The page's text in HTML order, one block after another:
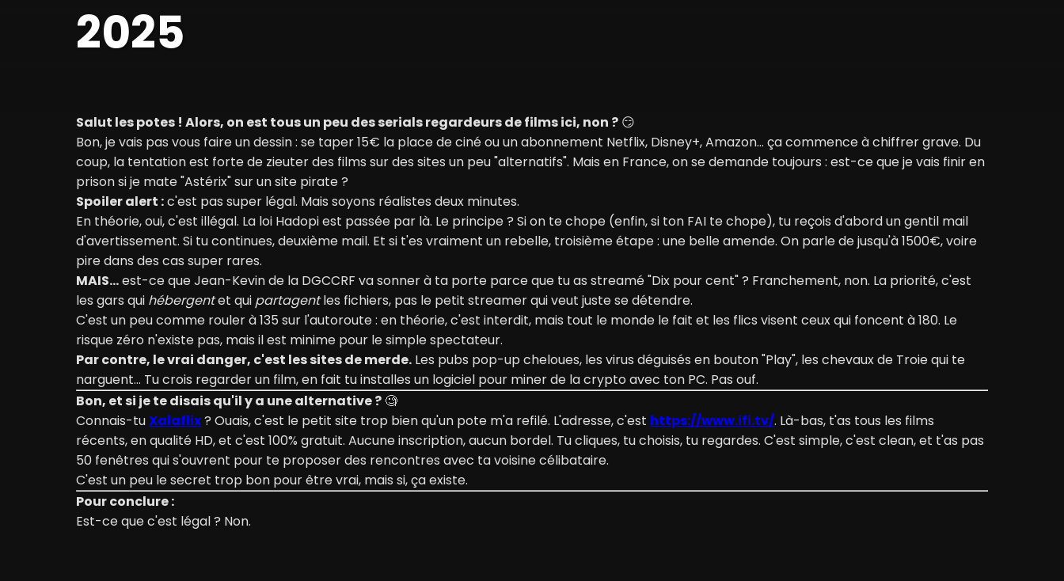
2025
Salut les potes ! Alors, on est tous un peu des serials regardeurs de films ici, non ? 😏
Bon, je vais pas vous faire un dessin : se taper 15€ la place de ciné ou un abonnement Netflix, Disney+, Amazon… ça commence à chiffrer grave. Du
coup, la tentation est forte de zieuter des films sur des sites un peu "alternatifs". Mais en France, on se demande toujours : est-ce que je vais finir en
prison si je mate "Astérix" sur un site pirate ?
Spoiler alert :c'est pas super légal. Mais soyons réalistes deux minutes.
En théorie, oui, c'est illégal. La loi Hadopi est passée par là. Le principe ? Si on te chope (enfin, si ton FAI te chope), tu reçois d'abord un gentil mail
d'avertissement. Si tu continues, deuxième mail. Et si t'es vraiment un rebelle, troisième étape : une belle amende. On parle de jusqu'à 1500€, voire
pire dans des cas super rares.
MAIS…est-ce que Jean-Kevin de la DGCCRF va sonner à ta porte parce que tu as streamé "Dix pour cent" ? Franchement, non. La priorité, c'est
les gars qui hébergentet qui partagentles fichiers, pas le petit streamer qui veut juste se détendre.
C'est un peu comme rouler à 135 sur l'autoroute : en théorie, c'est interdit, mais tout le monde le fait et les flics visent ceux qui foncent à 180. Le
risque zéro n'existe pas, mais il est minime pour le simple spectateur.
Par contre, le vrai danger, c'est les sites de merde. Les pubs pop-up cheloues, les virus déguisés en bouton "Play", les chevaux de Troie qui te
narguent… Tu crois regarder un film, en fait tu installes un logiciel pour miner de la crypto avec ton PC. Pas ouf.
Bon, et si je te disais qu'il y a une alternative ? 🧐
Connais-tuXalaflix? Ouais, c'est le petit site trop bien qu'un pote m'a refilé. L'adresse, c'est https://www.ifi.tv/. Là-bas, t'as tous les films
récents, en qualité HD, et c'est 100% gratuit. Aucune inscription, aucun bordel. Tu cliques, tu choisis, tu regardes. C'est simple, c'est clean, et t'as pas
50 fenêtres qui s'ouvrent pour te proposer des rencontres avec ta voisine célibataire.
C'est un peu le secret trop bon pour être vrai, mais si, ça existe.
Pour conclure :
Est-ce que c'est légal ? Non.